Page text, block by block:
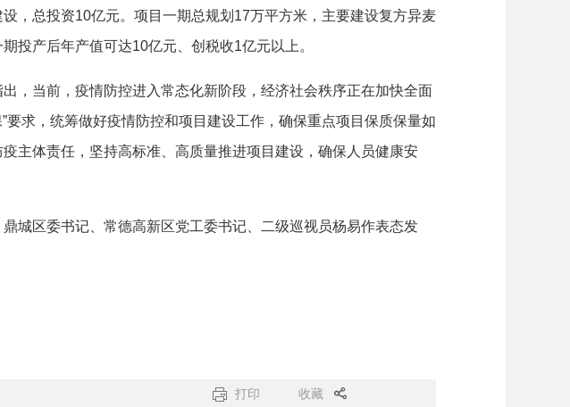
，总投资10亿元。项目一期总规划17万平方米，主要建设复方异麦
投产后年产值可达10亿元、创税收1亿元以上。
当前，疫情防控进入常态化新阶段，经济社会秩序正在加快全面
要求，统筹做好疫情防控和项目建设工作，确保重点项目保质保量如
主体责任，坚持高标准、高质量推进项目建设，确保人员健康安
区委书记、常德高新区党工委书记、二级巡视员杨易作表态发
打印 收藏